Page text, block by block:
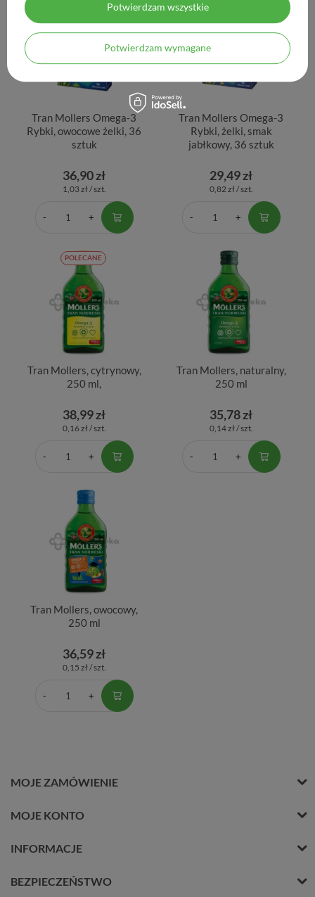
Tran Mollers Omega-3
Rybki, owocowe żelki, 36
sztuk
36,90 zł
1,03 zł / szt.
Tran Mollers Omega-3
Rybki, żelki, smak
jabłkowy, 36 sztuk
29,49 zł
0,82 zł / szt.
POLECANE
Tran Mollers, cytrynowy,
250 ml,
38,99 zł
0,16 zł / szt.
Tran Mollers, naturalny,
250 ml
35,78 zł
0,14 zł / szt.
Tran Mollers, owocowy,
250 ml
36,59 zł
0,15 zł / szt.
MOJE ZAMÓWIENIE
MOJE KONTO
INFORMACJE
BEZPIECZEŃSTWO
Potwierdzam wymagane
Potwierdzam wszystkie